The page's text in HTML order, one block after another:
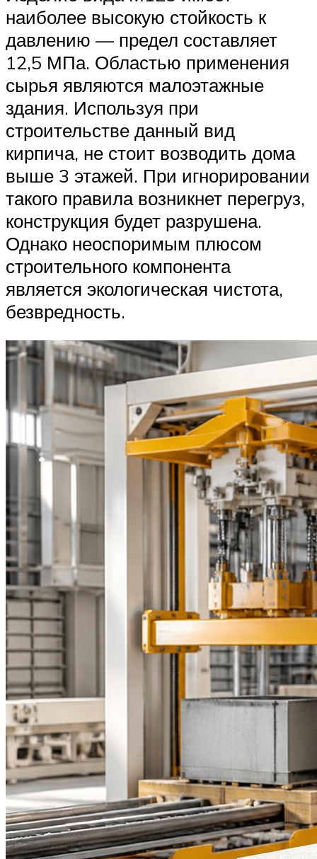
наиболее высокую стойкость к
давлению — предел составляет
12,5 МПа. Областью применения
сырья являются малоэтажные
здания. Используя при
строительстве данный вид
кирпича, не стоит возводить дома
выше 3 этажей. При игнорировании
такого правила возникнет перегруз,
конструкция будет разрушена.
Однако неоспоримым плюсом
строительного компонента
является экологическая чистота,
безвредность.